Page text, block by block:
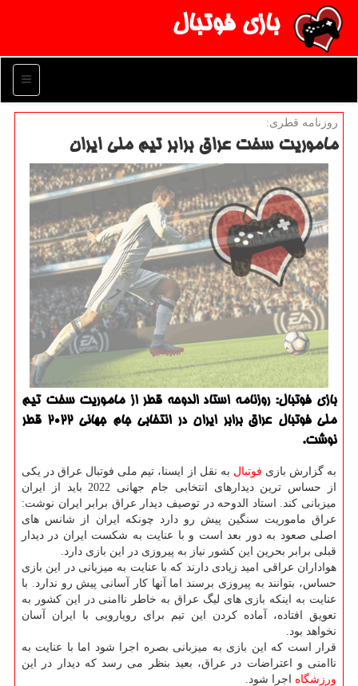
بازی فوتبال
منو
روزنامه قطری:
ماموریت سخت عراق برابر تیم ملی ایران
بازی فوتبال: روزنامه استاد الدوحه قطر از ماموریت سخت تیم
ملی فوتبال عراق برابر ایران در انتخابی جام جهانی 2022 قطر
نوشت.
به گزارش بازی فوتبال به نقل از ایسنا، تیم ملی فوتبال عراق در یكی
از حساس ترین دیدارهای انتخابی جام جهانی 2022 باید از ایران
میزبانی كند. استاد الدوحه در توصیف دیدار عراق برابر ایران نوشت:
عراق ماموریت سنگین پیش رو دارد چونكه ایران از شانس های
اصلی صعود به دور بعد است و با عنایت به شكست ایران در دیدار
قبلی برابر بحرین این كشور نیاز به پیروزی در این بازی دارد.
هواداران عراقی امید زیادی دارند كه با عنایت به میزبانی در این بازی
حساس، بتوانند به پیروزی برسند اما آنها كار آسانی پیش رو ندارد. با
عنایت به اینكه بازی های لیگ عراق به خاطر ناامنی در این كشور به
تعویق افتاده، آماده كردن این تیم برای رویارویی با ایران آسان
نخواهد بود.
قرار است كه این بازی به میزبانی بصره اجرا شود اما با عنایت به
ناامنی و اعتراضات در عراق، بعید بنظر می رسد كه دیدار در این
ورزشگاه اجرا شود.